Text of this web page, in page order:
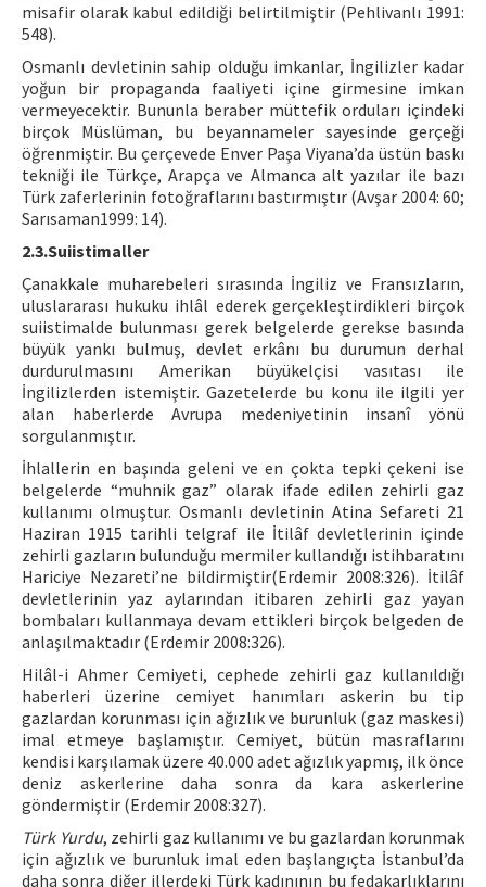
misafir olarak kabul edildiği belirtilmiştir (Pehlivanlı 1991:
548).
Osmanlı devletinin sahip olduğu imkanlar, İngilizler kadar
yoğun bir propaganda faaliyeti içine girmesine imkan
vermeyecektir. Bununla beraber müttefik orduları içindeki
birçok Müslüman, bu beyannameler sayesinde gerçeği
öğrenmiştir. Bu çerçevede Enver Paşa Viyana’da üstün baskı
tekniği ile Türkçe, Arapça ve Almanca alt yazılar ile bazı
Türk zaferlerinin fotoğraflarını bastırmıştır (Avşar 2004: 60;
Sarısaman1999: 14).
2.3.Suiistimaller
Çanakkale muharebeleri sırasında İngiliz ve Fransızların,
uluslararası hukuku ihlâl ederek gerçekleştirdikleri birçok
suiistimalde bulunması gerek belgelerde gerekse basında
büyük yankı bulmuş, devlet erkânı bu durumun derhal
durdurulmasını Amerikan büyükelçisi vasıtası ile
İngilizlerden istemiştir. Gazetelerde bu konu ile ilgili yer
alan haberlerde Avrupa medeniyetinin insanî yönü
sorgulanmıştır.
İhlallerin en başında geleni ve en çokta tepki çekeni ise
belgelerde “muhnik gaz” olarak ifade edilen zehirli gaz
kullanımı olmuştur. Osmanlı devletinin Atina Sefareti 21
Haziran 1915 tarihli telgraf ile İtilâf devletlerinin içinde
zehirli gazların bulunduğu mermiler kullandığı istihbaratını
Hariciye Nezareti’ne bildirmiştir(Erdemir 2008:326). İtilâf
devletlerinin yaz aylarından itibaren zehirli gaz yayan
bombaları kullanmaya devam ettikleri birçok belgeden de
anlaşılmaktadır (Erdemir 2008:326).
Hilâl-i Ahmer Cemiyeti, cephede zehirli gaz kullanıldığı
haberleri üzerine cemiyet hanımları askerin bu tip
gazlardan korunması için ağızlık ve burunluk (gaz maskesi)
imal etmeye başlamıştır. Cemiyet, bütün masraflarını
kendisi karşılamak üzere 40.000 adet ağızlık yapmış, ilk önce
deniz askerlerine daha sonra da kara askerlerine
göndermiştir (Erdemir 2008:327).
Türk Yurdu, zehirli gaz kullanımı ve bu gazlardan korunmak
için ağızlık ve burunluk imal eden başlangıçta İstanbul’da
daha sonra diğer illerdeki Türk kadınının bu fedakarlıklarını